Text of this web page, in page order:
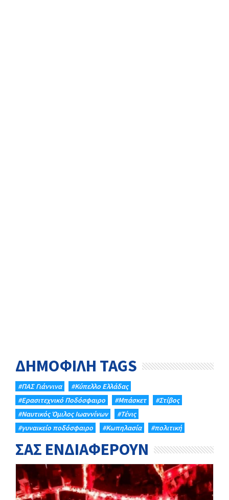
ΔΗΜΟΦΙΛΗ TAGS
#ΠΑΣ Γιάννινα
#Κύπελλο Ελλάδας
#Eρασιτεχνικό Ποδόσφαιρο
#Μπάσκετ
#Στίβος
#Ναυτικός Όμιλος Ιωαννίνων
#Τένις
#γυναικείο ποδόσφαιρο
#Κωπηλασία #πολιτική
ΣΑΣ ΕΝΔΙΑΦΕΡΟΥΝ